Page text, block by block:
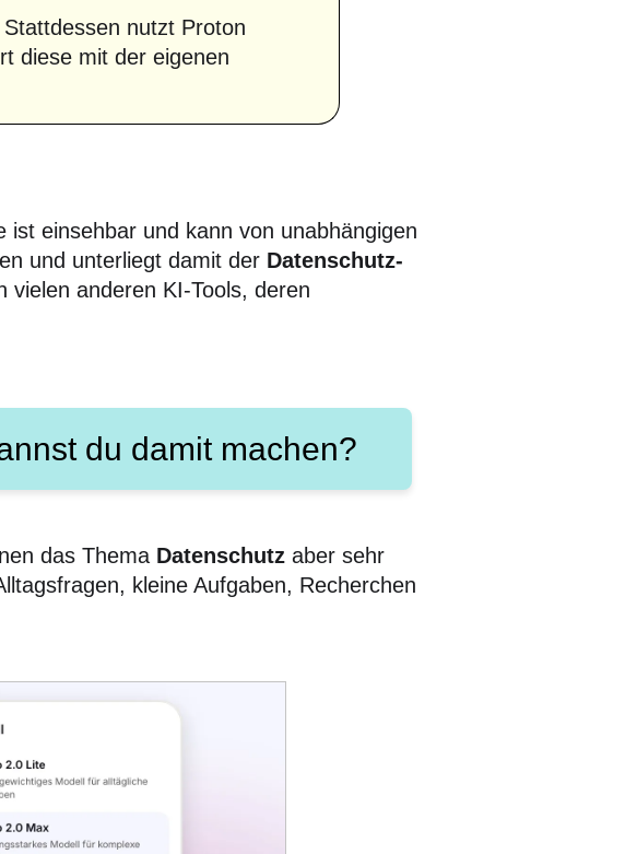
nutzt Proton
diese mit der eigenen
ist einsehbar und kann von unabhängigen
und unterliegt damit der Datenschutz-
vielen anderen KI-Tools, deren
du damit machen?
das Thema Datenschutz aber sehr
kleine Aufgaben, Recherchen